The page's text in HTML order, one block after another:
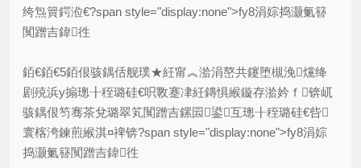
绔炰簤鍔涖€?span style="display:none">fy8涓婃捣灏氭簮
闃蹭吉鍏徃
銆€銆€5銆佷骇鍝佸舰璞★紝甯︽湁涓嶅共鑳堕槻浼爣绛
剧殑浜у搧璁╂秷璐硅€呮斁蹇冿紝鏄惧緱鏇存湁妗ｆ锛屼
骇鍝佷笉骞茶兌璐翠笂闃蹭吉鏍囩鍙互璁╂秷璐硅€呰
寰楁洿鍊煎緱淇¤禆锛?span style="display:none">fy8涓婃
捣灏氭簮闃蹭吉鍏徃